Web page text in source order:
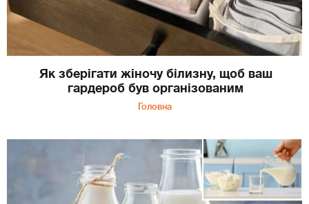
Як зберігати жіночу білизну, щоб ваш
гардероб був організованим
Головна